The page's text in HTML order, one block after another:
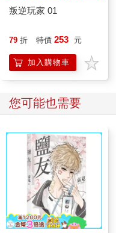
叛逆玩家 01
79 折 特價 253 元
加入購物車
您可能也需要